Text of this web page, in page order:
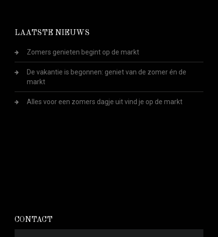
LAATSTE NIEUWS
Zomers genieten begint op de markt
De vakantie is begonnen: geniet van de zomer én de
markt
Alles voor een zomers dagje uit vind je op de markt
CONTACT